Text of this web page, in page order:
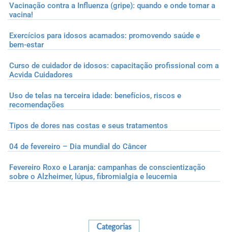
Vacinação contra a Influenza (gripe): quando e onde tomar a
vacina!
Exercícios para idosos acamados: promovendo saúde e
bem-estar
Curso de cuidador de idosos: capacitação profissional com a
Acvida Cuidadores
Uso de telas na terceira idade: benefícios, riscos e
recomendações
Tipos de dores nas costas e seus tratamentos
04 de fevereiro – Dia mundial do Câncer
Fevereiro Roxo e Laranja: campanhas de conscientização
sobre o Alzheimer, lúpus, fibromialgia e leucemia
Categorias